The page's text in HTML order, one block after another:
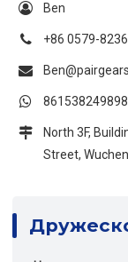
Ben
+86 0579-
North 3F,
Street,